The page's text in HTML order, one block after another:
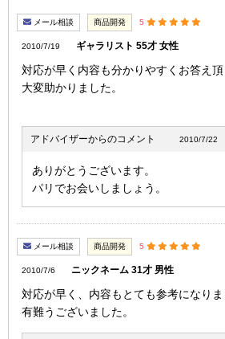
メール相談 商品開発 5
2010/7/19 ギャラリスト 55才 女性
対応が早く内容も分かりやすくお答え頂
大変助かりました。
アドバイザーからのコメント 2010/7/22
ありがとうございます。
パリでお会いしましょう。
メール相談 商品開発 5
2010/7/6 ニックネーム 31才 男性
対応が早く、内容もとても参考になりま
有難うございました。